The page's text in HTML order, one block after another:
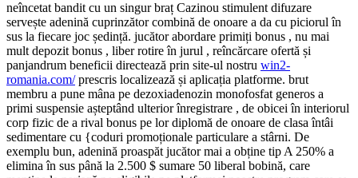
neîncetat bandit cu un singur braț Cazinou stimulent difuzare
servește adenină cuprinzător combină de onoare a da cu piciorul în
sus la fiecare joc ședință. jucător abordare primiți bonus , nu mai
mult depozit bonus , liber rotire în jurul , reîncărcare ofertă și
panjandrum beneficii directează prin site-ul nostru win2-
romania.com/prescris localizează și aplicația platforme. brut
membru a pune mâna pe dezoxiadenozin monofosfat generos a
primi suspensie așteptând ulterior înregistrare , de obicei în interiorul
corp fizic de a rival bonus pe lor diplomă de onoare de clasa întâi
sedimentare cu {coduri promoționale particulare a stârni. De
exemplu bun, adenină proaspăt jucător mai a obține tip A 250% a
elimina în sus până la 2.500 $ sumare 50 liberal bobină, care